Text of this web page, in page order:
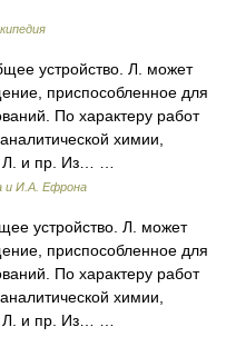
устройство. Л. может
приспособленное для
По характеру работ
химии,
Л. и пр. Из… …
и И.А. Ефрона
устройство. Л. может
приспособленное для
По характеру работ
химии,
Л. и пр. Из… …